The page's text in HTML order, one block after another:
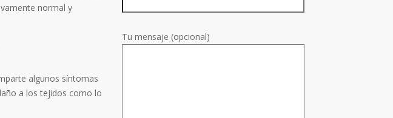
normal y
algunos síntomas
a los tejidos como lo
Tu mensaje (opcional)